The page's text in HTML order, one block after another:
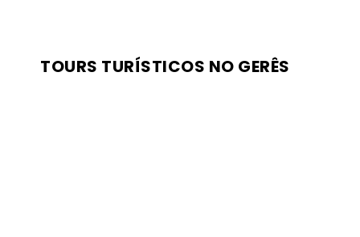
TOURS TURÍSTICOS NO GERÊS